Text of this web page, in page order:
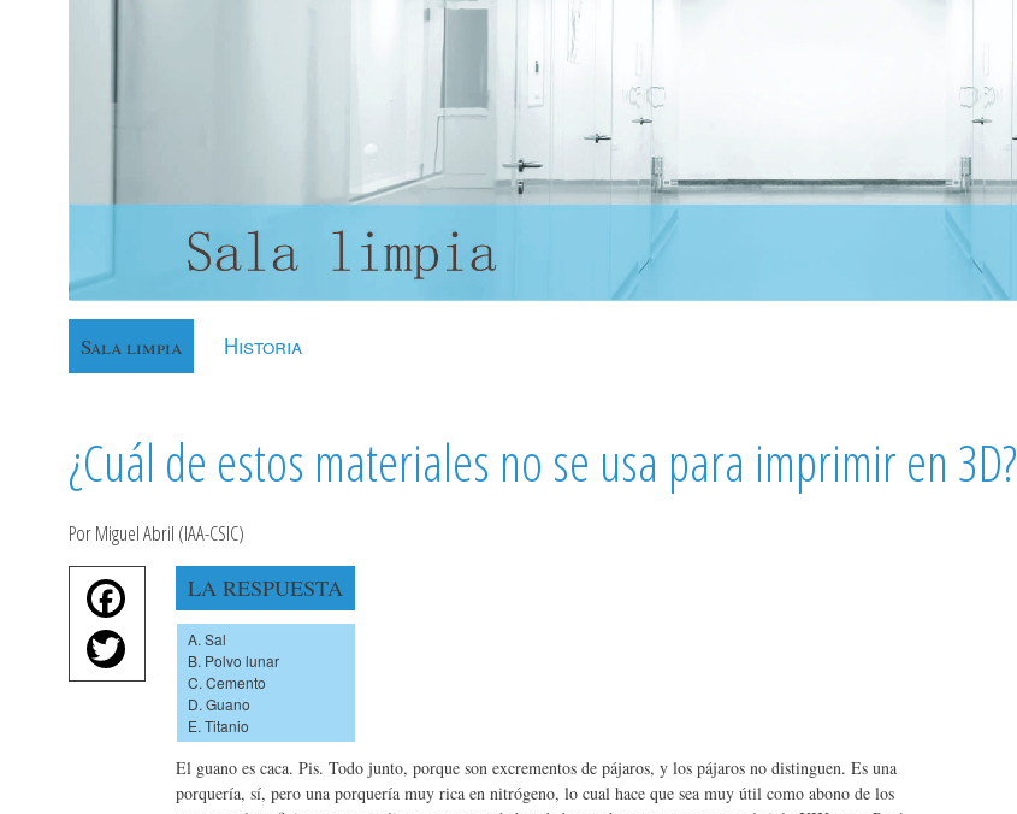
Sala limpia Historia
¿Cuál de estos materiales no se usa para imprimir en 3D?
Por Miguel Abril (IAA-CSIC)
bo
wi
LA RESPUESTA
A. Sal
B. Polvo lunar
C. Cemento
D. Guano
E. Titanio
El guano es caca. Pis. Todo junto, porque son excrementos de pájaros, y los pájaros no distinguen. Es una
porquería, sí, pero una porquería muy rica en nitrógeno, lo cual hace que sea muy útil como abono de los